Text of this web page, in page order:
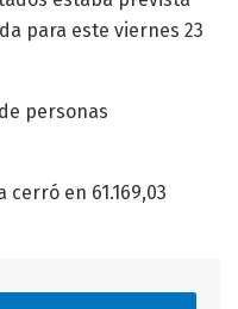
para este viernes 23
personas
en 61.169,03